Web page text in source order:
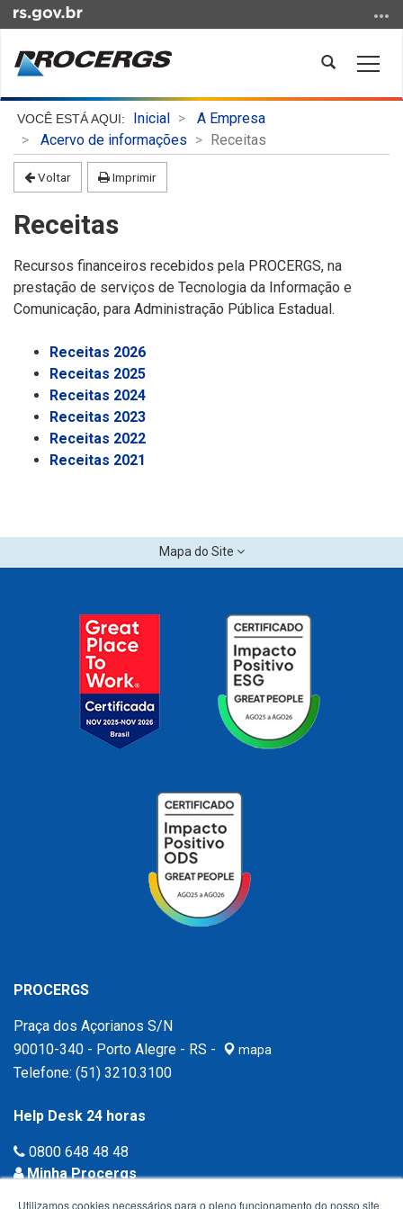
para
conteúdo
Ir
para
menu
Abrir
busca
Início
conteúdo
Inicial
A Empresa
Acervo de informações
Receitas
Voltar Imprimir
Receitas
Recursos financeiros recebidos pela PROCERGS, na
prestação de serviços de Tecnologia da Informação e
Comunicação, para Administração Pública Estadual.
Receitas 2026
Receitas 2025
Receitas 2024
Receitas 2023
Receitas 2022
Receitas 2021
Mapa do Site
PROCERGS
Praça dos Açorianos S/N
90010-340 - Porto Alegre - RS -
mapa
Telefone: (51) 3210.3100
Help Desk 24 horas
0800 648 48 48
Minha Procergs
Utilizamos cookies necessários para o pleno funcionamento do nosso site,